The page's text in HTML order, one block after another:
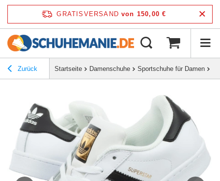
GRATISVERSAND von 150,00 €
Zurück Startseite Damenschuhe Sportschuhe für Damen